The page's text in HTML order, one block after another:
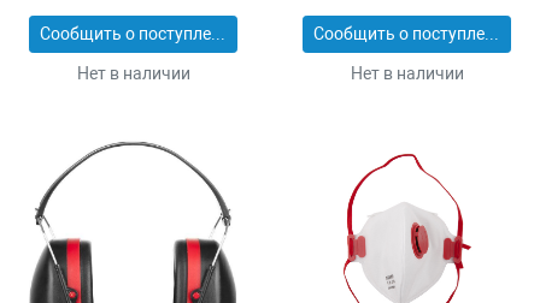
Сообщить о поступлении
Нет в наличии
Сообщить о поступлении
Нет в наличии